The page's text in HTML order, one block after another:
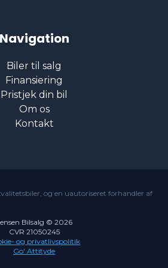
(bag)
Navigation
Biler til salg
Finansiering
Pristjek din bil
Om os
Kontakt
og en uautoriseret forhandler af
Bilsalg © 2026
CVR 21050245
og privatlivspolitik
Go' Attityde